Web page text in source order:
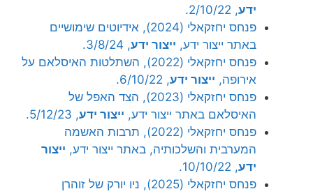
ידע, 2/10/22.
פנחס יחזקאלי (2024), אידיוטים שימושיים
באתר ייצור ידע, ייצור ידע, 3/8/24.
פנחס יחזקאלי (2022), השתלטות האיסלאם על
אירופה, ייצור ידע, 6/10/22.
פנחס יחזקאלי (2023), הצד האפל של
האיסלאם באתר ייצור ידע, ייצור ידע, 5/12/23.
פנחס יחזקאלי (2022), תרבות האשמה
המערבית והשלכותיה, באתר ייצור ידע, ייצור
ידע, 10/10/22.
פנחס יחזקאלי (2025), ניו יורק של זוהרן